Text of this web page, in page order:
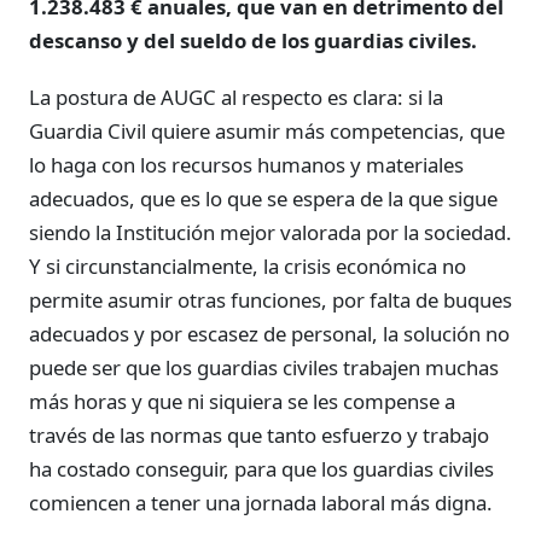
1.238.483 € anuales, que van en detrimento del
descanso y del sueldo de los guardias civiles.
La postura de AUGC al respecto es clara: si la
Guardia Civil quiere asumir más competencias, que
lo haga con los recursos humanos y materiales
adecuados, que es lo que se espera de la que sigue
siendo la Institución mejor valorada por la sociedad.
Y si circunstancialmente, la crisis económica no
permite asumir otras funciones, por falta de buques
adecuados y por escasez de personal, la solución no
puede ser que los guardias civiles trabajen muchas
más horas y que ni siquiera se les compense a
través de las normas que tanto esfuerzo y trabajo
ha costado conseguir, para que los guardias civiles
comiencen a tener una jornada laboral más digna.